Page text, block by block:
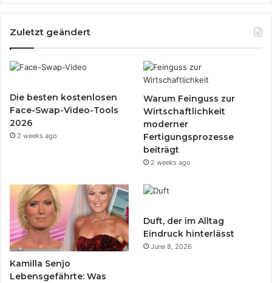
Zuletzt geändert
Die besten kostenlosen
Face-Swap-Video-Tools
2026
2 weeks ago
Warum Feinguss zur
Wirtschaftlichkeit
moderner
Fertigungsprozesse
beiträgt
2 weeks ago
Kamilla Senjo
Lebensgefährte: Was
Duft, der im Alltag
Eindruck hinterlässt
June 8, 2026